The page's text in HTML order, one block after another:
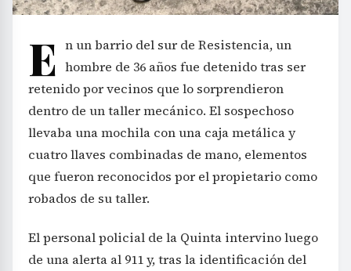
E n un barrio del sur de Resistencia, un
hombre de 36 años fue detenido tras ser
retenido por vecinos que lo sorprendieron
dentro de un taller mecánico. El sospechoso
llevaba una mochila con una caja metálica y
cuatro llaves combinadas de mano, elementos
que fueron reconocidos por el propietario como
robados de su taller.
El personal policial de la Quinta intervino luego
de una alerta al 911 y, tras la identificación del